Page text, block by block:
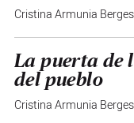
Cristina Armunia Berges
La puerta de
del pueblo
Cristina Armunia Berges